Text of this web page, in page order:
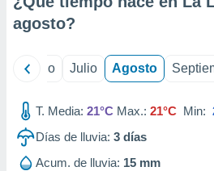
e
publicidad
publicidad
agosto?
Junio Julio Agosto
T. Media: 21°C Max.: 21°C Min:
Días de lluvia: 3 días
Acum. de lluvia: 15 mm